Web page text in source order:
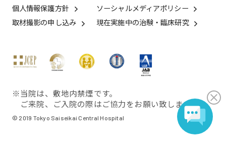
個人情報保護方針
ソーシャルメディアポリシー
取材撮影の申し込み
現在実施中の治験・臨床研究
※当院は、敷地内禁煙です。
ご来院、ご入院の際はご協力をお願い致します。
© 2019 Tokyo Saiseikai Central Hospital